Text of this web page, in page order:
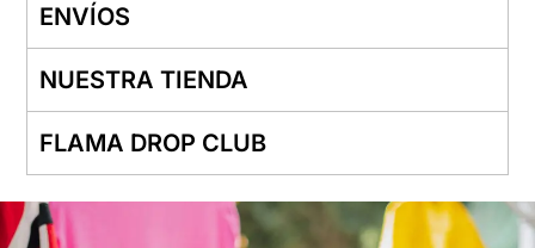
ENVÍOS
NUESTRA TIENDA
FLAMA DROP CLUB